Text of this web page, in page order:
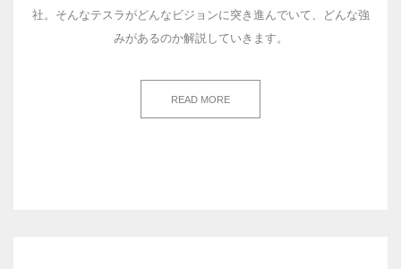
社。そんなテスラがどんなビジョンに突き進んでいて、どんな強
みがあるのか解説していきます。
READ MORE